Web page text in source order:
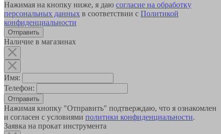
Нажимая на кнопку ниже, я даю согласие на обработку
персональных данных в соответствии с Политикой
конфиденциальности
Наличие в магазинах
Имя:
Телефон:
Отправить
Нажимая кнопку "Отправить" подтверждаю, что я ознакомлен
и согласен с условиями политики конфиденциальности.
Заявка на прокат инструмента